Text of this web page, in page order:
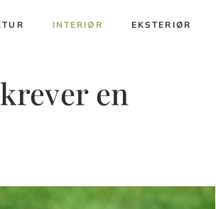
INTERIØR EKSTERIØR
en